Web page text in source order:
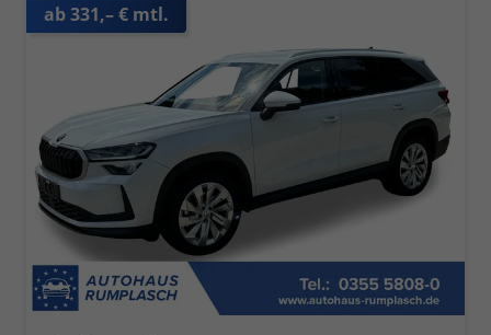
ab 331,– € mtl.